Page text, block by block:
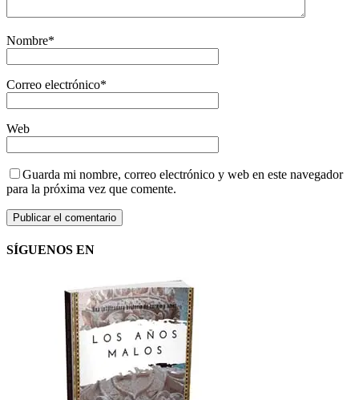
Nombre*
Correo electrónico*
Web
Guarda mi nombre, correo electrónico y web en este navegador
para la próxima vez que comente.
SÍGUENOS EN